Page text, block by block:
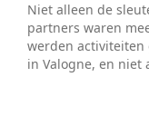
Niet alleen de
partners waren
werden activiteiten
in Valogne, en niet